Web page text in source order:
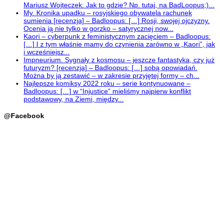
Mariusz Wojteczek: Jak to gdzie? Np. tutaj, na BadLoopus;)...
My. Kronika upadku – rosyjskiego obywatela rachunek
sumienia [recenzja] – Badloopus: […] Rosji, swojej ojczyzny.
Ocenia ją nie tylko w gorzko – satyrycznej now...
Kaori – cyberpunk z feministycznym zacięciem – Badloopus:
[…] I z tym właśnie mamy do czynienia zarówno w „Kaori”, jak
i wcześniejsz...
Impneurium. Sygnały z kosmosu – jeszcze fantastyka, czy już
futuryzm? [recenzja] – Badloopus: […] sobą opowiadań.
Można by ją zestawić – w zakresie przyjętej formy – ch...
Najlepsze komiksy 2022 roku – serie kontynuowane –
Badloopus: […] w “Injustice” mieliśmy najpierw konflikt
podstawowy, na Ziemi, między...
@Facebook